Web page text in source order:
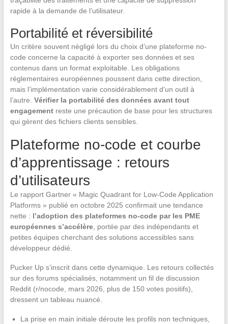
rapide à la demande de l’utilisateur.
Portabilité et réversibilité
Un critère souvent négligé lors du choix d’une plateforme no-
code concerne la capacité à exporter ses données et ses
contenus dans un format exploitable. Les obligations
réglementaires européennes poussent dans cette direction,
mais l’implémentation varie considérablement d’un outil à
l’autre. Vérifier la portabilité des données avant tout
engagementreste une précaution de base pour les structures
qui gèrent des fichiers clients sensibles.
Plateforme no-code et courbe
d’apprentissage : retours
d’utilisateurs
Le rapport Gartner « Magic Quadrant for Low-Code Application
Platforms » publié en octobre 2025 confirmait une tendance
nette : l’adoption des plateformes no-code par les PME
européennes s’accélère, portée par des indépendants et
petites équipes cherchant des solutions accessibles sans
développeur dédié.
Pucker Up s’inscrit dans cette dynamique. Les retours collectés
sur des forums spécialisés, notamment un fil de discussion
Reddit (r/nocode, mars 2026, plus de 150 votes positifs),
dressent un tableau nuancé.
La prise en main initiale déroute les profils non techniques,